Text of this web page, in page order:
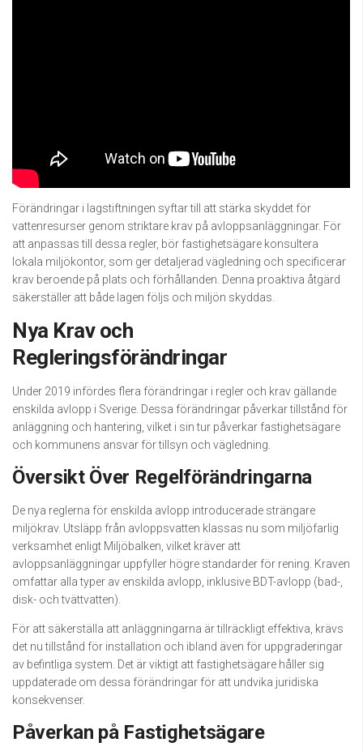
Förändringar i lagstiftningen syftar till att stärka skyddet för
vattenresurser genom striktare krav på avloppsanläggningar. För
att anpassas till dessa regler, bör fastighetsägare konsultera
lokala miljökontor, som ger detaljerad vägledning och specificerar
krav beroende på plats och förhållanden. Denna proaktiva åtgärd
säkerställer att både lagen följs och miljön skyddas.
Nya Krav och
Regleringsförändringar
Under 2019 infördes flera förändringar i regler och krav gällande
enskilda avlopp i Sverige. Dessa förändringar påverkar tillstånd för
anläggning och hantering, vilket i sin tur påverkar fastighetsägare
och kommunens ansvar för tillsyn och vägledning.
Översikt Över Regelförändringarna
De nya reglerna för enskilda avlopp introducerade strängare
miljökrav. Utsläpp från avloppsvatten klassas nu som miljöfarlig
verksamhet enligt Miljöbalken, vilket kräver att
avloppsanläggningar uppfyller högre standarder för rening. Kraven
omfattar alla typer av enskilda avlopp, inklusive BDT-avlopp (bad-,
disk- och tvättvatten).
För att säkerställa att anläggningarna är tillräckligt effektiva, krävs
det nu tillstånd för installation och ibland även för uppgraderingar
av befintliga system. Det är viktigt att fastighetsägare håller sig
uppdaterade om dessa förändringar för att undvika juridiska
konsekvenser.
Påverkan på Fastighetsägare